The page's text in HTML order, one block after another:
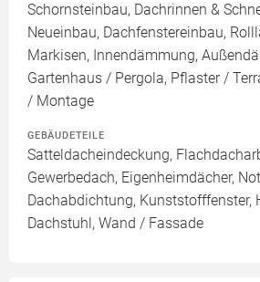
Schornsteinbau, Dachrinnen &
Neueinbau, Dachfenstereinbau,
Markisen, Innendämmung,
Gartenhaus / Pergola, Pflaster /
/ Montage
GEBÄUDETEILE
Satteldacheindeckung,
Gewerbedach, Eigenheimdächer,
Dachabdichtung, Kunststofffenster,
Dachstuhl, Wand / Fassade